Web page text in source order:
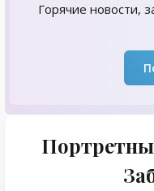
Горячие новости,